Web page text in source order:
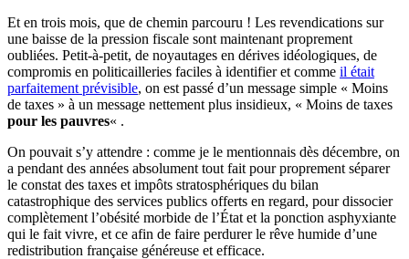
Et en trois mois, que de chemin parcouru ! Les revendications sur
une baisse de la pression fiscale sont maintenant proprement
oubliées. Petit-à-petit, de noyautages en dérives idéologiques, de
compromis en politicailleries faciles à identifier et comme il était
parfaitement prévisible, on est passé d’un message simple « Moins
de taxes » à un message nettement plus insidieux, « Moins de taxes
pour les pauvres« .
On pouvait s’y attendre : comme je le mentionnais dès décembre, on
a pendant des années absolument tout fait pour proprement séparer
le constat des taxes et impôts stratosphériques du bilan
catastrophique des services publics offerts en regard, pour dissocier
complètement l’obésité morbide de l’État et la ponction asphyxiante
qui le fait vivre, et ce afin de faire perdurer le rêve humide d’une
redistribution française généreuse et efficace.